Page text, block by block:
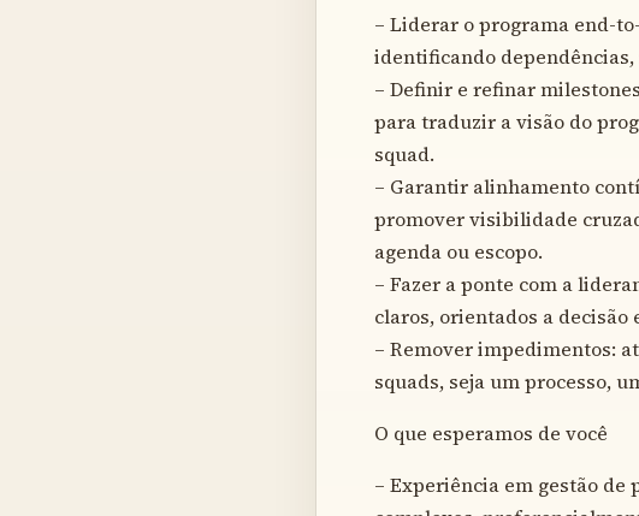
– Liderar o programa end-
identificando
– Definir e refinar
para traduzir a visão do
squad.
– Garantir alinhamento
promover visibilidade
agenda ou escopo.
– Fazer a ponte com a
claros, orientados a
– Remover impedimentos:
squads, seja um processo,
O que esperamos de você
– Experiência em gestão